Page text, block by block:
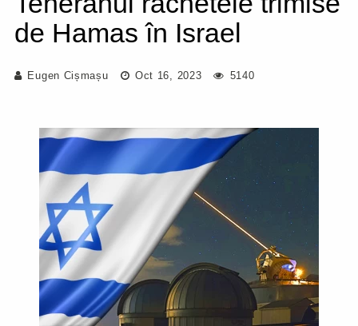
de Hamas în Israel
Eugen Cișmașu Oct 16, 2023 5140